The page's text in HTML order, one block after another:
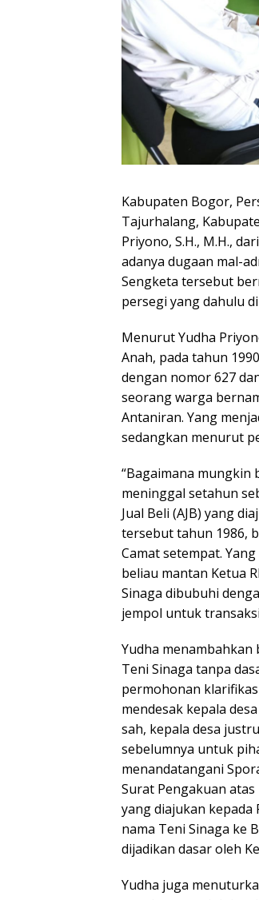
Kabupaten Bogor,
Tajurhalang,
Priyono, S.H., M.H.,
adanya dugaan mal-
Sengketa tersebut
persegi yang dahulu
Menurut Yudha
Anah, pada tahun
dengan nomor 627
seorang warga
Antaniran. Yang
sedangkan menurut
“Bagaimana mungkin
meninggal setahun
Jual Beli (AJB) yang
tersebut tahun 1986,
Camat setempat.
beliau mantan Ketua
Sinaga dibubuhi
jempol untuk
Yudha
Teni Sinaga tanpa
permohonan
mendesak kepala
sah, kepala desa
sebelumnya untuk
menandatangani
Surat Pengakuan
yang diajukan kepada
nama Teni Sinaga ke
dijadikan dasar oleh
Yudha juga